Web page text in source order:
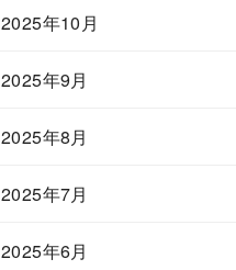
2025年10月
2025年9月
2025年8月
2025年7月
2025年6月